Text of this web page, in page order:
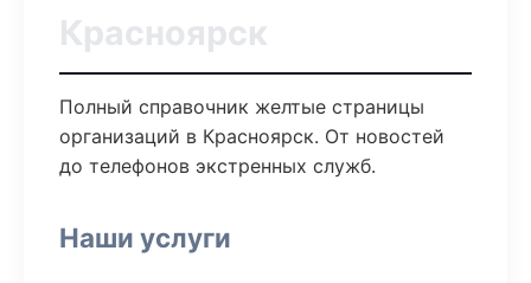
Красноярск
Полный справочник желтые страницы
организаций в Красноярск. От новостей
до телефонов экстренных служб.
Наши услуги